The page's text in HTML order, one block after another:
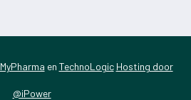
MyPharma en TechnoLogic Hosting door
@iPower